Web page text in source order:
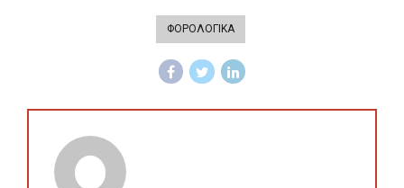
ΦΟΡΟΛΟΓΙΚΑ